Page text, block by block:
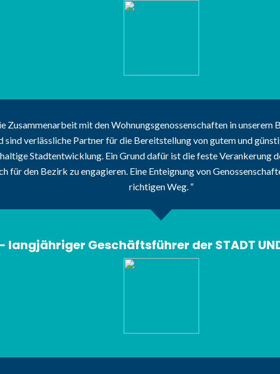
Zusammenarbeit mit den Wohnungsgenossenschaften in unserem
sind verlässliche Partner für die Bereitstellung von gutem und
Stadtentwicklung. Ein Grund dafür ist die feste
für den Bezirk zu engagieren. Eine Enteignung von
richtigen Weg.
langjähriger Geschäftsführer der STADT